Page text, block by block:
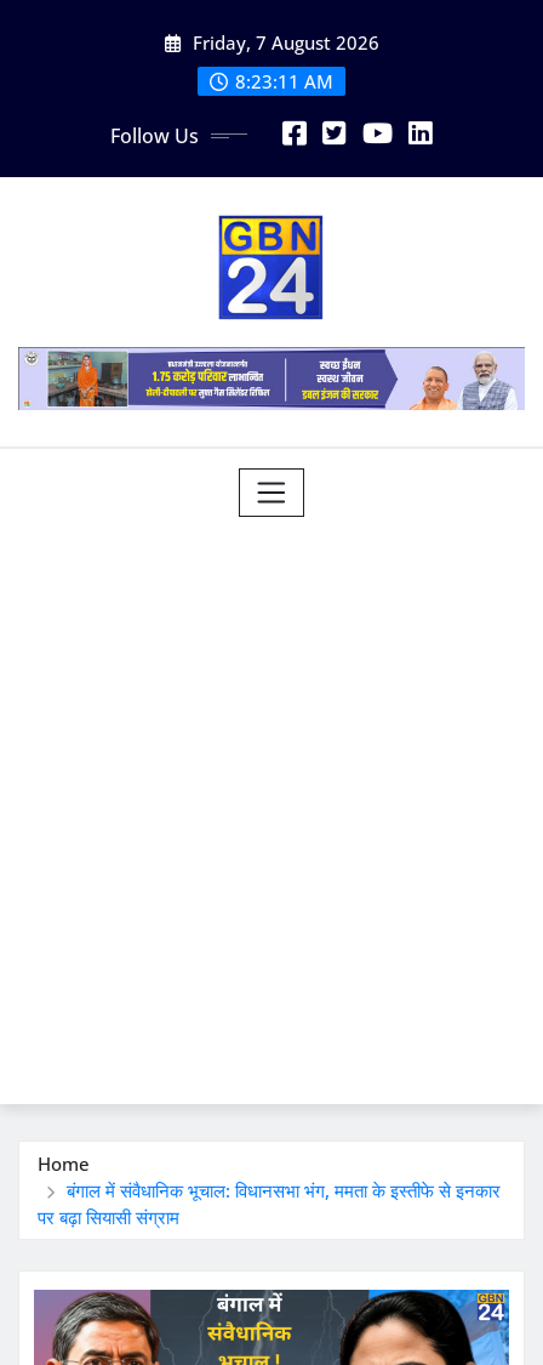
Friday, 7 August 2026
8:23:11 AM
Follow Us
Home
बंगाल में संवैधानिक भूचाल: विधानसभा भंग, ममता के इस्तीफे से इनकार
पर बढ़ा सियासी संग्राम